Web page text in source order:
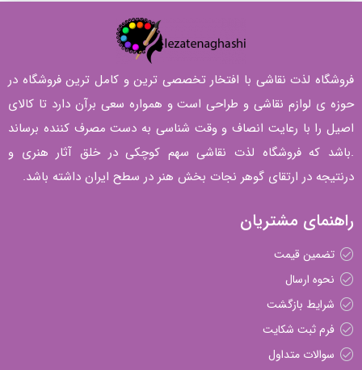
فروشگاه لذت نقاشی با افتخار تخصصی ترین و کامل ترین فروشگاه در
حوزه ی لوازم نقاشی و طراحی است و همواره سعی برآن دارد تا کالای
اصیل را با رعایت انصاف و وقت شناسی به دست مصرف کننده برساند
.باشد که فروشگاه لذت نقاشی سهم کوچکی در خلق آثار هنری و
درنتیجه در ارتقای گوهر نجات بخش هنر در سطح ایران داشته باشد.
راهنمای مشتریان
تضمین قیمت
نحوه ارسال
شرایط بازگشت
فرم ثبت شکایت
سوالات متداول